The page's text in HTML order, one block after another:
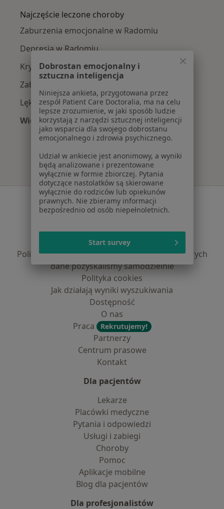
Najczęście leczone choroby
Zaburzenia emocjonalne w Radomiu
Depresja w Radomiu
Kryzys emocjonalny w Radomiu
Zaburzenia nastroju w Radomiu
Lęki w Radomiu
Więcej (15)
Więcej w kategorii: Najczęście leczone
Serwis
Regulamin
Polityka prywatności pacjentów
Polityka prywatności profesjonalistów
Polityka prywatności dla profesjonalistów, których
dane pozyskaliśmy samodzielnie
Polityka cookies
Jak działają wyniki wyszukiwania
Dostępność
O nas
Praca
Rekrutujemy!
Partnerzy
Centrum prasowe
Kontakt
Dla pacjentów
Lekarze
Placówki medyczne
Pytania i odpowiedzi
Usługi i zabiegi
Choroby
Pomoc
Aplikacje mobilne
Blog dla pacjentów
Dla profesjonalistów
Dobrostan emocjonalny i
sztuczna inteligencja
Niniejsza ankieta, przygotowana przez
zespół Patient Care Doctoralia, ma na celu
lepsze zrozumienie, w jaki sposób ludzie
korzystają z narzędzi sztucznej inteligencji
jako wsparcia dla swojego dobrostanu
emocjonalnego i zdrowia psychicznego.
Udział w ankiecie jest anonimowy, a wyniki
będą analizowane i prezentowane
wyłącznie w formie zbiorczej. Pytania
dotyczące nastolatków są skierowane
wyłącznie do rodziców lub opiekunów
prawnych. Nie zbieramy informacji
bezpośrednio od osób niepełnoletnich.
Start survey